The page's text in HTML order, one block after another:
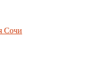
Сочи